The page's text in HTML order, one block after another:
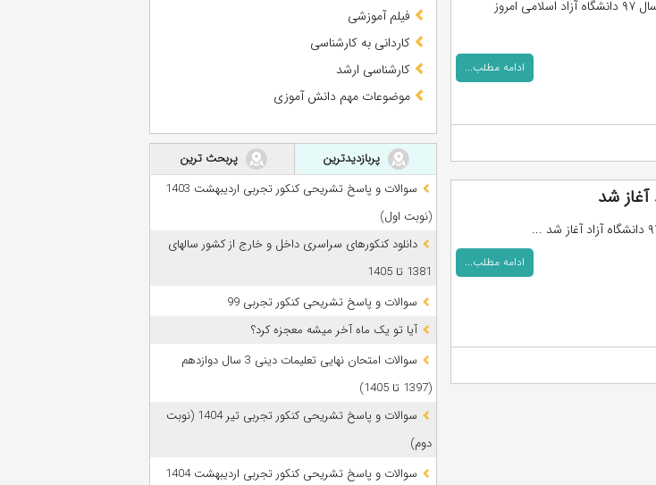
نتایج دوره دکتری بدون آزمون تخصصی سال ۹۷ دانشگاه آزاد اسلامی امروز
ادامه مطلب...
ادامه مطلب...
فیلم آموزشی
کاردانی به کارشناسی
کارشناسی ارشد
موضوعات مهم دانش آموزی
پربازدیدترین
پربحث ترین
سوالات و پاسخ تشریحی کنکور تجربی اردیبهشت 1403
(نوبت اول)
دانلود کنکورهای سراسری داخل و خارج از کشور سالهای
1381 تا 1405
سوالات و پاسخ تشریحی کنکور تجربی 99
آیا تو یک ماه آخر میشه معجزه کرد؟
سوالات امتحان نهایی تعلیمات دینی 3 سال دوازدهم
(1397 تا 1405)
سوالات و پاسخ تشریحی کنکور تجربی تیر 1404 (نوبت
دوم)
سوالات و پاسخ تشریحی کنکور تجربی اردیبهشت 1404